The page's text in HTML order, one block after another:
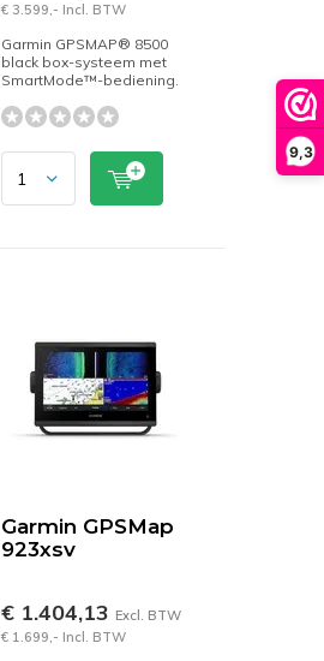
9,3
€ 3.599,- Incl. BTW
Garmin GPSMAP® 8500
black box-systeem met
SmartMode™-bediening.
Garmin GPSMap
923xsv
€ 1.404,13 Excl. BTW
€ 1.699,- Incl. BTW